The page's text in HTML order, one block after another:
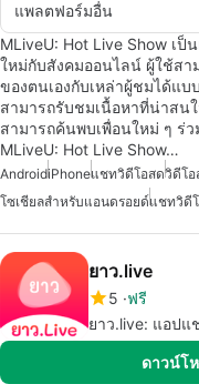
แพลตฟอร์มอื่น
MLiveU: Hot Live Show เ
ใหม่กับสังคมออนไลน์ ผู้ใช้สา
ของตนเองกับเหล่าผู้ชมได้แ
สามารถรับชมเนื้อหาที่น่าสนใ
สามารถค้นพบเพื่อนใหม่ ๆ ร่
MLiveU: Hot Live Show…
AndroidiPhoneแชทวิดีโอสดวิดีโอ
โซเชียลสำหรับแอนดรอยด์แชทวิดี
ยาว.live
5 ฟรี
ยาว.live: แอปแ
ดาวน์โ